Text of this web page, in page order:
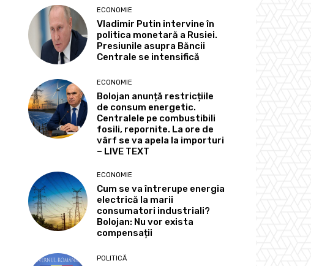
ECONOMIE
Vladimir Putin intervine în
politica monetară a Rusiei.
Presiunile asupra Băncii
Centrale se intensifică
ECONOMIE
Bolojan anunță restricțiile
de consum energetic.
Centralele pe combustibili
fosili, repornite. La ore de
vârf se va apela la importuri
– LIVE TEXT
ECONOMIE
Cum se va întrerupe energia
electrică la marii
consumatori industriali?
Bolojan: Nu vor exista
compensații
POLITICĂ